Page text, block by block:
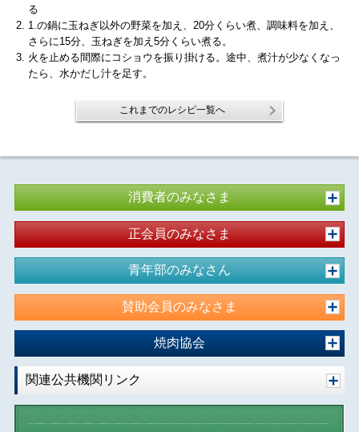
る
1.の鍋に玉ねぎ以外の野菜を加え、20分くらい煮、調味料を加え、
さらに15分、玉ねぎを加え5分くらい煮る。
火を止める間際にコショウを振り掛ける。途中、煮汁が少なくなっ
たら、水かだし汁を足す。
これまでのレシピ一覧へ
消費者のみなさま
正会員のみなさま
青年部のみなさん
賛助会員のみなさま
焼肉協会
関連公共機関リンク